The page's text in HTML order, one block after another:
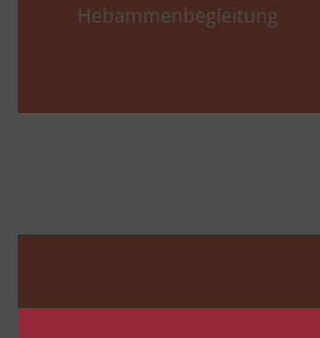
Hebammenbegleitung